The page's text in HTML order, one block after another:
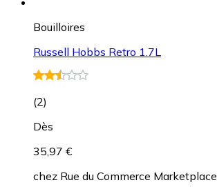
Bouilloires
Russell Hobbs Retro 1.7L
(2)
Dès
35,97 €
chez Rue du Commerce Marketplace